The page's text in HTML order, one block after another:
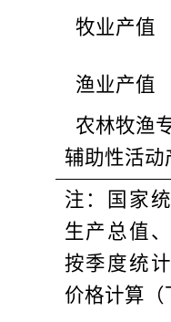
牧业产值
渔业产值
辅助性活动
注：国家
生产总值
按季度统
价格计算（